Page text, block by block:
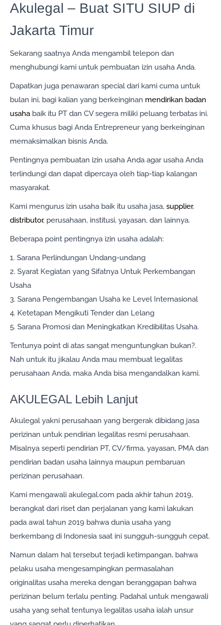
Akulegal – Buat SITU SIUP di
Jakarta Timur
Sekarang saatnya Anda mengambil telepon dan
menghubungi kami untuk pembuatan izin usaha Anda.
Dapatkan juga penawaran special dari kami cuma untuk
bulan ini, bagi kalian yang berkeinginan mendirikan badan
usaha baik itu PT dan CV segera miliki peluang terbatas ini.
Cuma khusus bagi Anda Entrepreneur yang berkeinginan
memaksimalkan bisnis Anda.
Pentingnya pembuatan izin usaha Anda agar usaha Anda
terlindungi dan dapat dipercaya oleh tiap-tiap kalangan
masyarakat.
Kami mengurus izin usaha baik itu usaha jasa, supplier,
distributor, perusahaan, institusi, yayasan, dan lainnya.
Beberapa point pentingnya izin usaha adalah:
1. Sarana Perlindungan Undang-undang
2. Syarat Kegiatan yang Sifatnya Untuk Perkembangan
Usaha
3. Sarana Pengembangan Usaha ke Level Internasional
4. Ketetapan Mengikuti Tender dan Lelang
5. Sarana Promosi dan Meningkatkan Kredibilitas Usaha.
Tentunya point di atas sangat menguntungkan bukan?.
Nah untuk itu jikalau Anda mau membuat legalitas
perusahaan Anda, maka Anda bisa mengandalkan kami.
AKULEGAL Lebih Lanjut
Akulegal yakni perusahaan yang bergerak dibidang jasa
perizinan untuk pendirian legalitas resmi perusahaan.
Misalnya seperti pendirian PT, CV/firma, yayasan, PMA dan
pendirian badan usaha lainnya maupun pembaruan
perizinan perusahaan.
Kami mengawali akulegal.com pada akhir tahun 2019,
berangkat dari riset dan perjalanan yang kami lakukan
pada awal tahun 2019 bahwa dunia usaha yang
berkembang di Indonesia saat ini sungguh-sungguh cepat.
Namun dalam hal tersebut terjadi ketimpangan, bahwa
pelaku usaha mengesampingkan permasalahan
originalitas usaha mereka dengan beranggapan bahwa
perizinan belum terlalu penting. Padahal untuk mengawali
usaha yang sehat tentunya legalitas usaha ialah unsur